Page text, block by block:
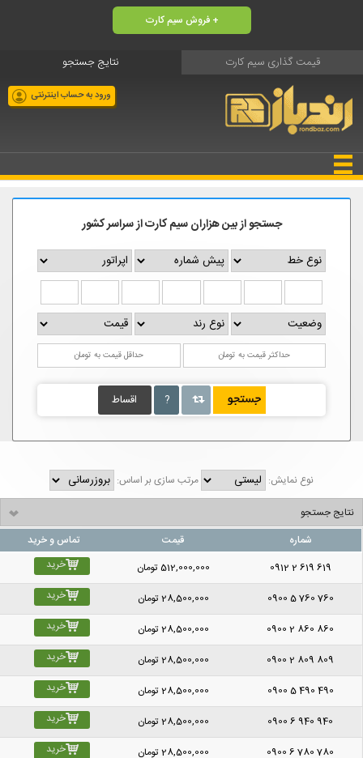
قیمت گذاری سیم کارت نتایج جستجو
ورود به حساب اینترنتی
جستجو از بین هزاران سیم کارت از سراسر کشور
اقساط ?
نوع نمایش:
مرتب سازی بر اساس:
نتایج جستجو
شماره
قیمت
تماس و خرید
0912 2 619 619
512,000,000تومان خرید
0900 5 760 760
28,500,000تومان خرید
0900 2 860 860
28,500,000تومان خرید
0900 2 809 809
28,500,000تومان خرید
0900 5 490 490
28,500,000تومان خرید
0900 6 940 940
28,500,000تومان خرید
0900 6 780 780
28,500,000تومان خرید
فروش سیم کارت +